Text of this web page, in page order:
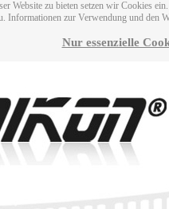
Website zu bieten setzen wir Cookies
Informationen zur Verwendung und den
Nur essenzielle